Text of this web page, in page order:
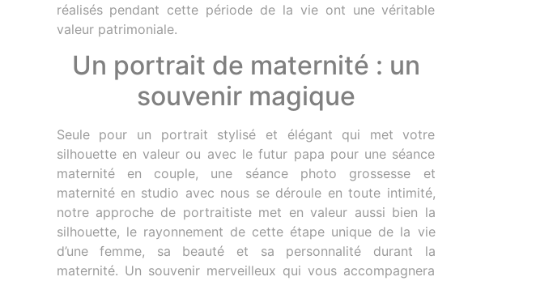
réalisés pendant cette période de la vie ont une véritable
valeur patrimoniale.
Un portrait de maternité : un
souvenir magique
Seule pour un portrait stylisé et élégant qui met votre
silhouette en valeur ou avec le futur papa pour une séance
maternité en couple, une séance photo grossesse et
maternité en studio avec nous se déroule en toute intimité,
notre approche de portraitiste met en valeur aussi bien la
silhouette, le rayonnement de cette étape unique de la vie
d’une femme, sa beauté et sa personnalité durant la
maternité. Un souvenir merveilleux qui vous accompagnera